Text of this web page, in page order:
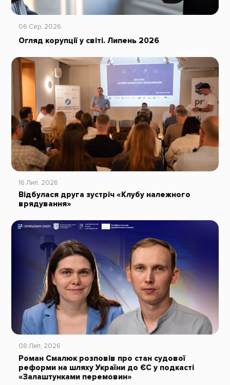
06 Сер, 2026
Огляд корупції у світі. Липень 2026
16 Лип, 2026
Відбулася друга зустріч «Клубу належного
врядування»
08 Лип, 2026
Роман Смалюк розповів про стан судової
реформи на шляху України до ЄС у подкасті
«Залаштунками перемовин»